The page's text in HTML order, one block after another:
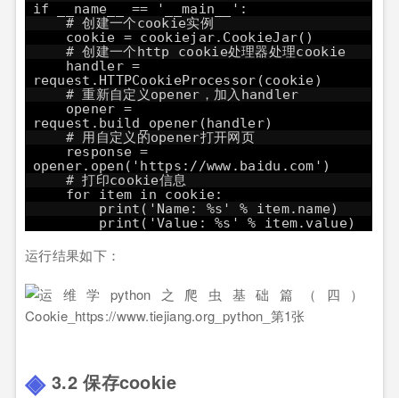
if __name__ == '__main__':
# 创建一个cookie实例
cookie = cookiejar.CookieJar()
# 创建一个http cookie处理器处理cookie
handler =
request.HTTPCookieProcessor(cookie)
# 重新自定义opener，加入handler
opener =
request.build_opener(handler)
# 用自定义的opener打开网页
response =
opener.open(' https://www.baidu.com ')
# 打印cookie信息
for item in cookie:
print('Name: %s' % item.name)
print('Value: %s' % item.value)
运行结果如下：
3.2 保存cookie